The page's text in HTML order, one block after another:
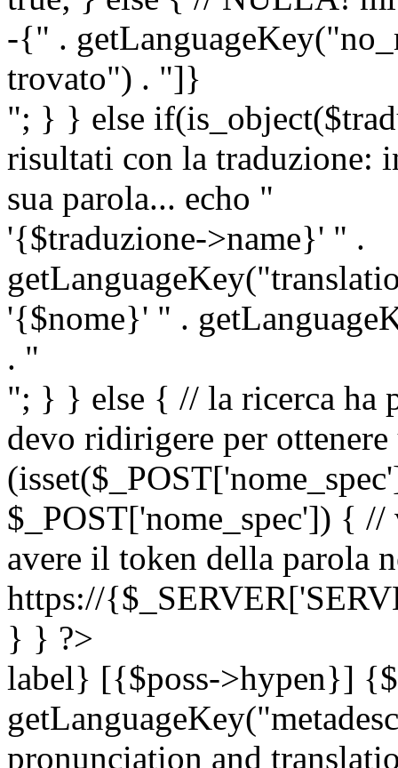
-{" .
trovato") . "]}
"; } } else
risultati con la traduzione:
sua parola... echo "
'{$traduzione->name}' " .
'{$nome}' " .
. "
"; } } else { // la ricerca ha
devo ridirigere per
$_POST['nome_spec']) {
avere il token della parola
https://
} } ?>
label} [{$poss->hypen}]
pronunciation and